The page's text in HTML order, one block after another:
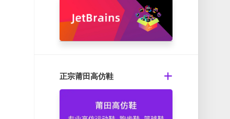
正宗莆田高仿鞋